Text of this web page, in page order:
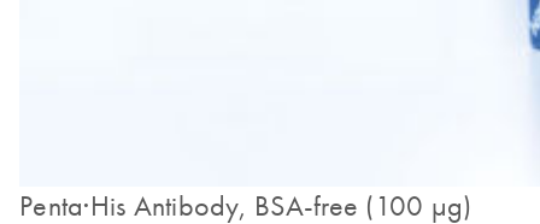
Penta·His Antibody, BSA-free (100 µg)